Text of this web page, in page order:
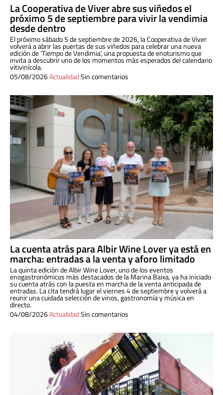
La Cooperativa de Viver abre sus viñedos el
próximo 5 de septiembre para vivir la vendimia
desde dentro
El próximo sábado 5 de septiembre de 2026, la Cooperativa de Viver
volverá a abrir las puertas de sus viñedos para celebrar una nueva
edición de ‘Tiempo de Vendimia’, una propuesta de enoturismo que
invita a descubrir uno de los momentos más esperados del calendario
vitivinícola.
05/08/2026ActualidadSin comentarios
La cuenta atrás para Albir Wine Lover ya está en
marcha: entradas a la venta y aforo limitado
La quinta edición de Albir Wine Lover, uno de los eventos
enogastronómicos más destacados de la Marina Baixa, ya ha iniciado
su cuenta atrás con la puesta en marcha de la venta anticipada de
entradas. La cita tendrá lugar el viernes 4 de septiembre y volverá a
reunir una cuidada selección de vinos, gastronomía y música en
directo.
04/08/2026ActualidadSin comentarios